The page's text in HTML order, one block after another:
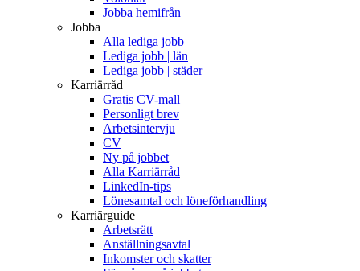
Jobba hemifrån
Jobba
Alla lediga jobb
Lediga jobb | län
Lediga jobb | städer
Karriärråd
Gratis CV-mall
Personligt brev
Arbetsintervju
CV
Ny på jobbet
Alla Karriärråd
LinkedIn-tips
Lönesamtal och löneförhandling
Karriärguide
Arbetsrätt
Anställningsavtal
Inkomster och skatter